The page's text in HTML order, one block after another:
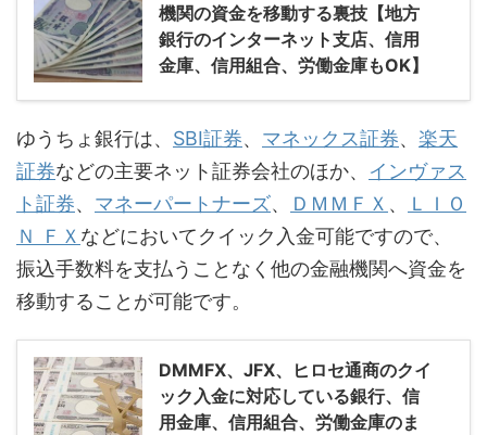
機関の資金を移動する裏技【地方
銀行のインターネット支店、信用
金庫、信用組合、労働金庫もOK】
ゆうちょ銀行は、 SBI証券、 マネックス証券、 楽天
証券などの主要ネット証券会社のほか、 インヴァス
ト証券、 マネーパートナーズ、 ＤＭＭＦＸ 、
ＬＩＯ
Ｎ ＦＸ などにおいてクイック入金可能ですので、
振込手数料を支払うことなく他の金融機関へ資金を
移動することが可能です。
DMMFX、JFX、ヒロセ通商のクイ
ック入金に対応している銀行、信
用金庫、信用組合、労働金庫のま